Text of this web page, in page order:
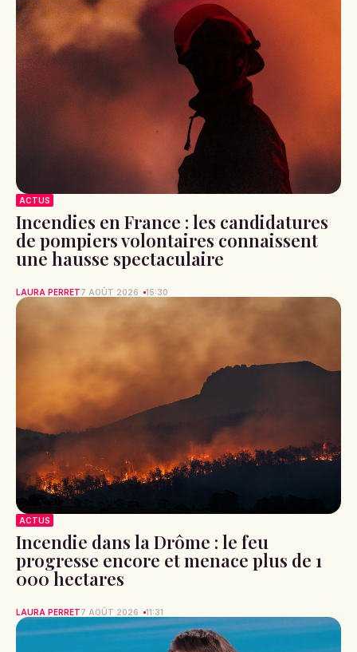
ACTUS
Incendies en France : les candidatures
de pompiers volontaires connaissent
une hausse spectaculaire
LAURA PERRET7 AOÛT 2026 15:30
ACTUS
Incendie dans la Drôme : le feu
progresse encore et menace plus de 1
000 hectares
LAURA PERRET7 AOÛT 2026 11:31